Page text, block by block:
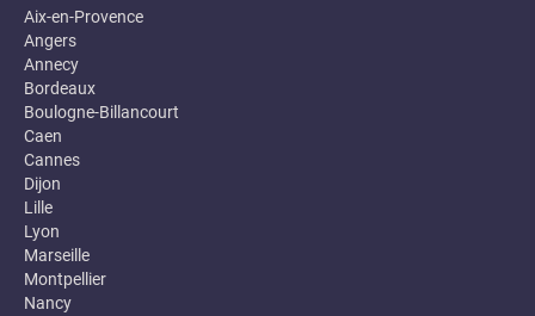
Aix-en-Provence
Angers
Annecy
Bordeaux
Boulogne-Billancourt
Caen
Cannes
Dijon
Lille
Lyon
Marseille
Montpellier
Nancy